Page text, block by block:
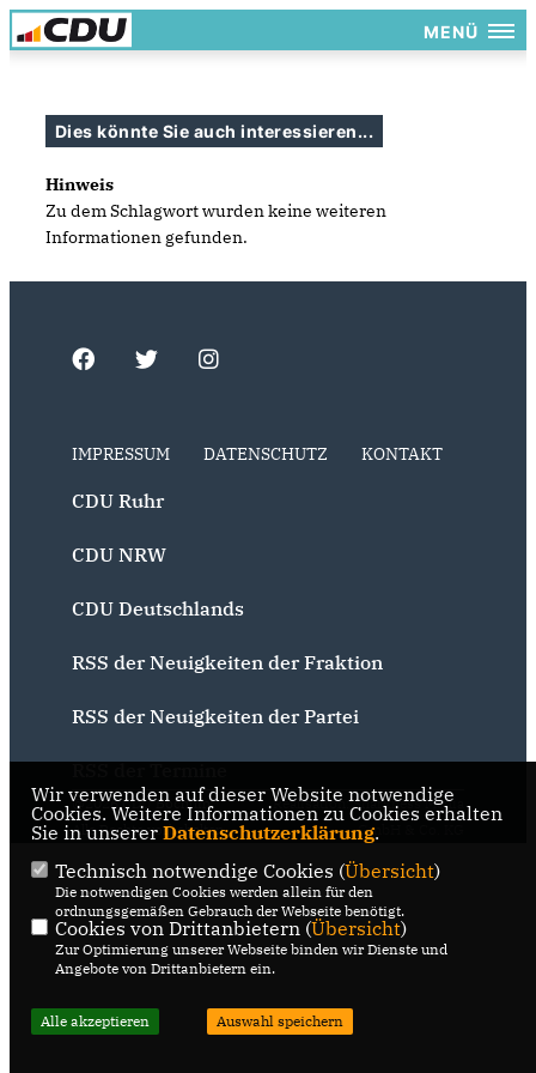
MENÜ
Dies könnte Sie auch interessieren...
Hinweis
Zu dem Schlagwort wurden keine weiteren
Informationen gefunden.
IMPRESSUM DATENSCHUTZ KONTAKT
CDU Ruhr
CDU NRW
CDU Deutschlands
RSS der Neuigkeiten der Fraktion
RSS der Neuigkeiten der Partei
@2026 CDU Bochum
Alle Rechte vorbehalten.
Realisation: Sharkness Media
GmbH & Co. KG
Wir verwenden auf dieser Website notwendige
Cookies. Weitere Informationen zu Cookies erhalten
Sie in unserer Datenschutzerklärung.
Technisch notwendige Cookies (Übersicht)
Die notwendigen Cookies werden allein für den
ordnungsgemäßen Gebrauch der Webseite benötigt.
Cookies von Drittanbietern (Übersicht)
Zur Optimierung unserer Webseite binden wir Dienste und
Angebote von Drittanbietern ein.
Alle akzeptieren Auswahl speichern